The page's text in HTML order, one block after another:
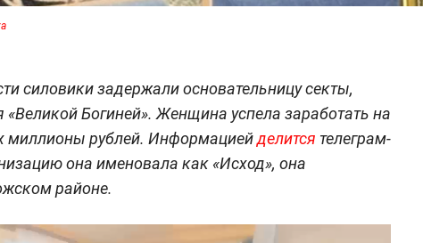
силовики задержали основательницу секты,
Богиней». Женщина успела заработать на
миллионы рублей. Информациейделится телеграм-
она именовала как «Исход», она
районе.